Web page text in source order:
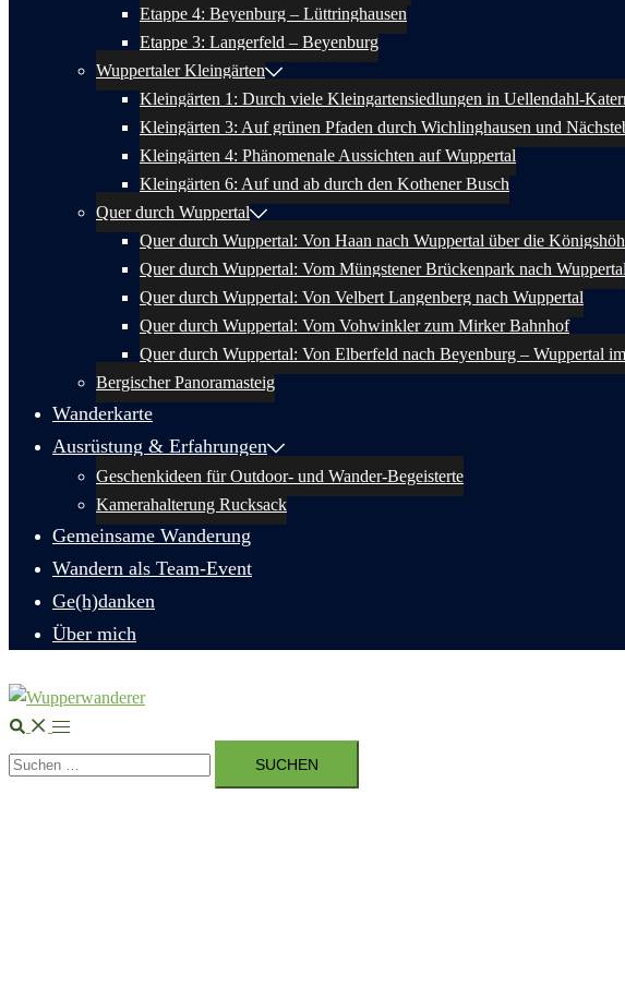
Etappe 4: Beyenburg – Lüttringhausen
Etappe 3: Langerfeld – Beyenburg
Wuppertaler Kleingärten
Kleingärten 1: Durch viele Kleingartensiedlungen in Uellendahl-
Kleingärten 3: Auf grünen Pfaden durch Wichlinghausen und
Kleingärten 4: Phänomenale Aussichten auf Wuppertal
Kleingärten 6: Auf und ab durch den Kothener Busch
Quer durch Wuppertal
Quer durch Wuppertal: Von Haan nach Wuppertal über die
Quer durch Wuppertal: Vom Müngstener Brückenpark nach Wuppertal
Quer durch Wuppertal: Von Velbert Langenberg nach Wuppertal
Quer durch Wuppertal: Vom Vohwinkler zum Mirker Bahnhof
Quer durch Wuppertal: Von Elberfeld nach Beyenburg – Wuppertal
Bergischer Panoramasteig
Wanderkarte
Ausrüstung & Erfahrungen
Geschenkideen für Outdoor- und Wander-Begeisterte
Kamerahalterung Rucksack
Gemeinsame Wanderung
Wandern als Team-Event
Ge(h)danken
Über mich
Suche Menü
umschalten
Suchen
nach: